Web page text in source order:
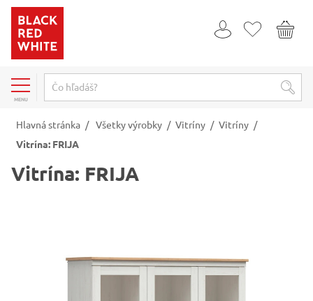
MENU
Hlavná stránka / Všetky výrobky / Vitríny / Vitríny /
Vitrína: FRIJA
Vitrína: FRIJA